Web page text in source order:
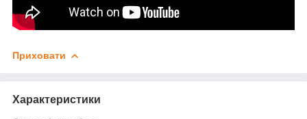
Приховати
Характеристики